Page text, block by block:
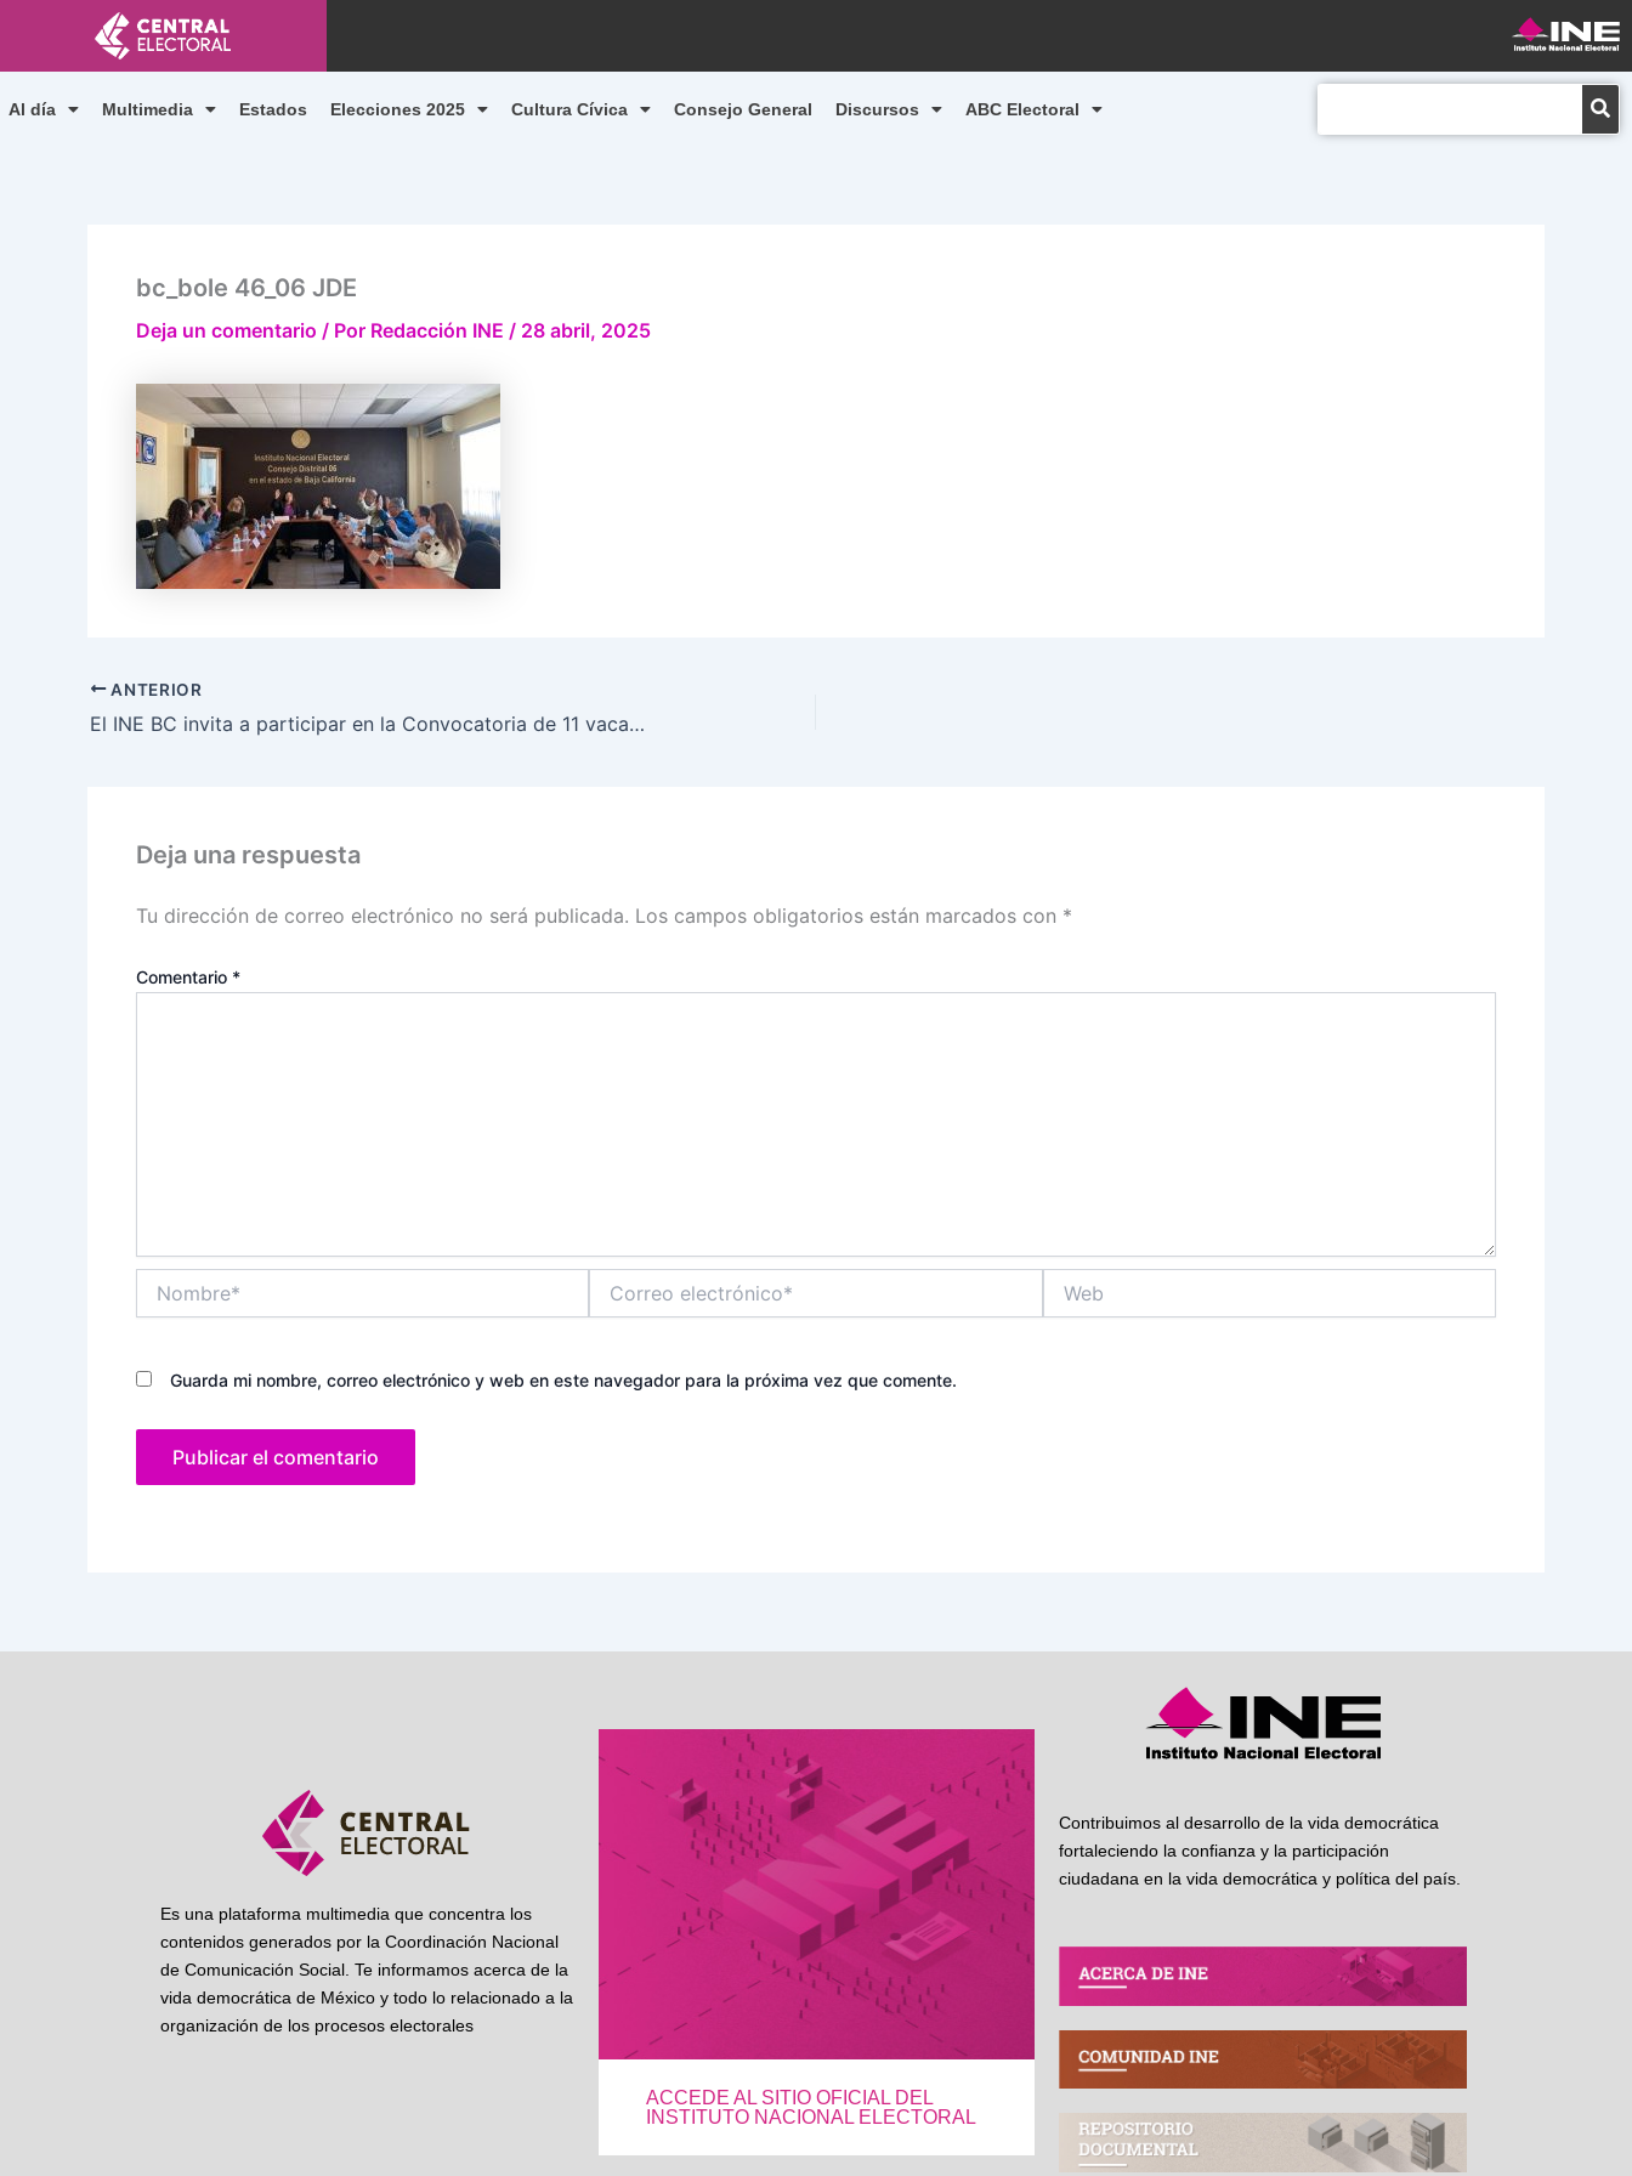
contenido
Al día Multimedia Estados Elecciones 2025 Cultura Cívica Consejo General Discursos ABC Electoral
bc_bole 46_06 JDE
Deja un comentario / Por Redacción INE / 28 abril, 2025
ANTERIOR
El INE BC invita a participar en la Convocatoria de 11 vacantes para las Consejerías Electorales suplentes de los Consejos Distritales de Baja California
Deja una respuesta
Tu dirección de correo electrónico no será publicada. Los campos obligatorios están marcados con *
Comentario *
electrónico*
Guarda mi nombre, correo electrónico y web en este navegador para la próxima vez que comente.
Es una plataforma multimedia que concentra los
contenidos generados por la Coordinación Nacional
de Comunicación Social. Te informamos acerca de la
vida democrática de México y todo lo relacionado a la
organización de los procesos electorales
ACCEDE AL SITIO OFICIAL DEL
INSTITUTO NACIONAL ELECTORAL
Contribuimos al desarrollo de la vida democrática
fortaleciendo la confianza y la participación
ciudadana en la vida democrática y política del país.